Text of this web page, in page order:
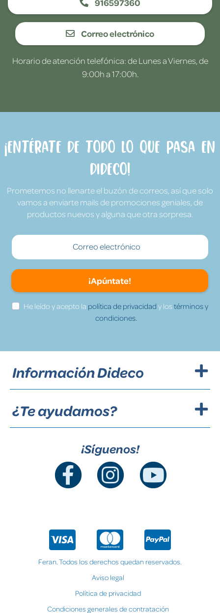
916597360
Correo electrónico
Horario de atención telefónica: de Lunes a Viernes, de
9:00h a 17:00h.
¡Entérate de todo lo que pasa en
Dideco!
Prometemos no llenarte el buzón de correos, así que solo
vamos a enviarte mails de promociones geniales, de
productos nuevos y alguna que otra sorpresa.
¡Apúntate!
He leído y acepto la política de privacidad y lostérminos y
condiciones.
Información Dideco
¿Te ayudamos?
¡Síguenos!
Feran. Todos los derechos quedan reservados.
Aviso legal
Política de privacidad
Condiciones generales de contratación